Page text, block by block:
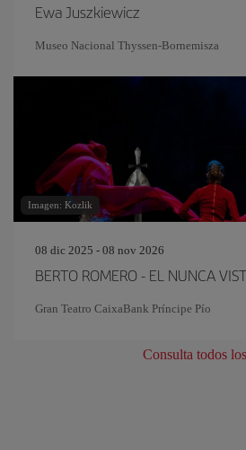
Ewa Juszkiewicz
Museo Nacional Thyssen-Bornemisza
Imagen: Kozlik
08 dic 2025 - 08 nov 2026
BERTO ROMERO - EL NUNCA
Gran Teatro CaixaBank Príncipe Pío
Consulta todos